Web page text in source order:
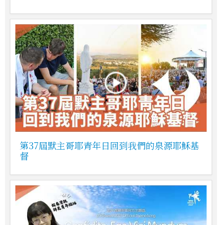
第37屆默主哥耶青年日回到我們的泉源耶穌基
督